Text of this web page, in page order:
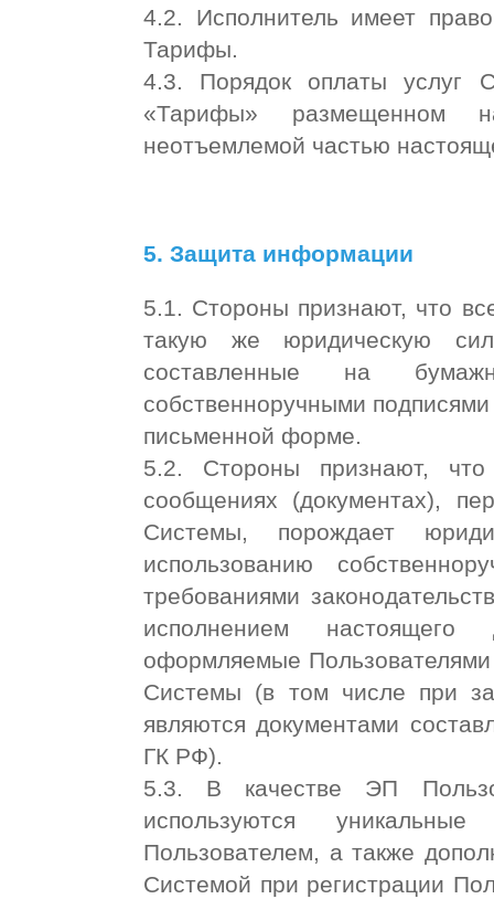
4.2. Исполнитель имеет
Тарифы.
4.3. Порядок оплаты услуг
«Тарифы» размещенном
неотъемлемой частью
5. Защита информации
5.1. Стороны признают, что
такую же юридическую
составленные на
собственноручными
письменной форме.
5.2. Стороны признают,
сообщениях (документах),
Системы, порождает
использованию
требованиями
исполнением
оформляемые
Системы (в том числе при
являются документами
ГК РФ).
5.3. В качестве ЭП
используются
Пользователем, а также
Системой при регистрации